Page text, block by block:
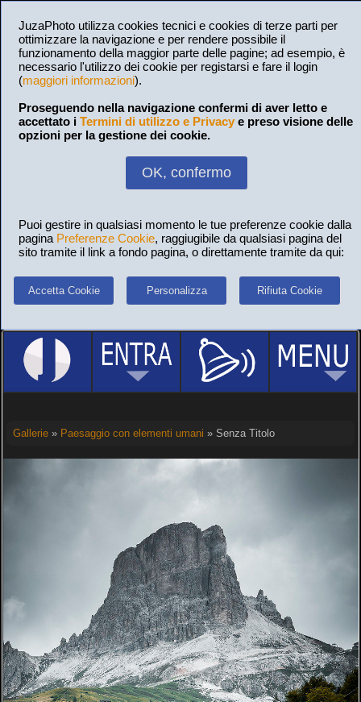
JuzaPhoto utilizza cookies tecnici e cookies di terze parti per
ottimizzare la navigazione e per rendere possibile il
funzionamento della maggior parte delle pagine; ad esempio, è
necessario l'utilizzo dei cookie per registarsi e fare il login
(maggiori informazioni).
Proseguendo nella navigazione confermi di aver letto e
accettato i Termini di utilizzo e Privacy e preso visione delle
opzioni per la gestione dei cookie.
OK, confermo
Puoi gestire in qualsiasi momento le tue preferenze cookie dalla
pagina Preferenze Cookie, raggiugibile da qualsiasi pagina del
sito tramite il link a fondo pagina, o direttamente tramite da qui:
Accetta Cookie Personalizza Rifiuta Cookie
Gallerie» Paesaggio con elementi umani » Senza Titolo